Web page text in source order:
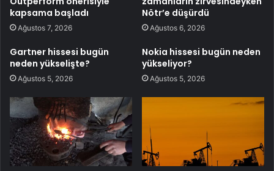
kapsama başladı
Ağustos 7, 2026
Nötr’e düşürdü
Ağustos 6, 2026
Gartner hissesi bugün
neden yükselişte?
Ağustos 5, 2026
Nokia hissesi bugün neden
yükseliyor?
Ağustos 5, 2026